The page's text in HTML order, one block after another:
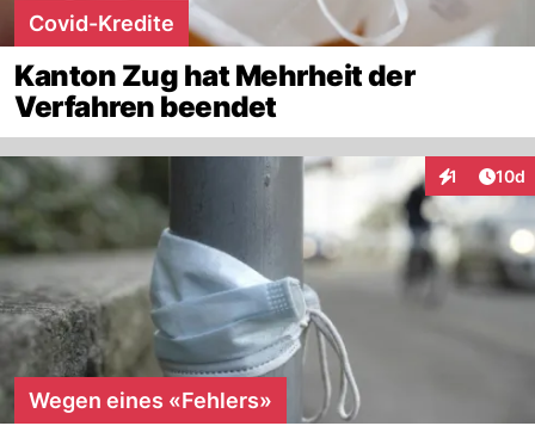
Covid-Kredite
Kanton Zug hat Mehrheit der
Verfahren beendet
1 10d
Wegen eines «Fehlers»